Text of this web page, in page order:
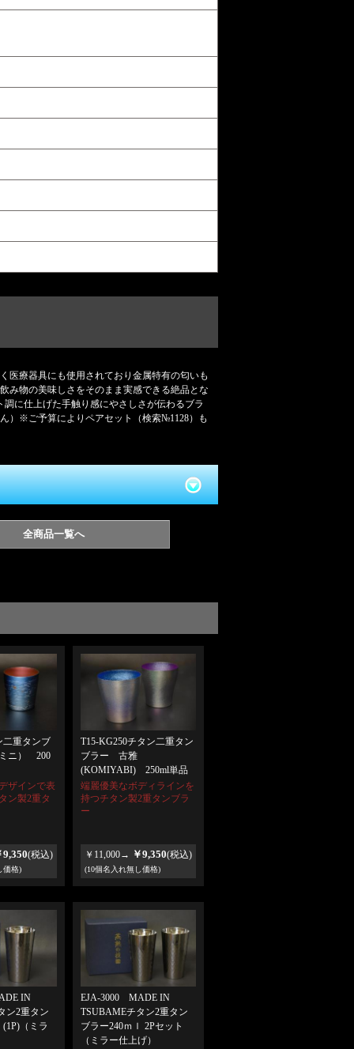
医療器具にも使用されており金属特有の匂いも
み物の美味しさをそのまま実感できる絶品とな
に仕上げた手触り感にやさしさが伝わるブラ
）※ご予算によりペアセット（検索№1128）も
全商品一覧へ
二重タンブ
ニ） 200
ザインで表
ン製2重タ
9,350(税込)
価格)
T15-KG250チタン二重タン
ブラー 古雅
(KOMIYABI) 250ml単品
端麗優美なボディラインを
持つチタン製2重タンブラ
ー
￥11,000→ ￥9,350(税込)
(10個名入れ無し価格)
IN
ン2重タン
（ミラ
EJA-3000 MADE IN
TSUBAMEチタン2重タン
ブラー240ｍｌ 2Pセット
（ミラー仕上げ）